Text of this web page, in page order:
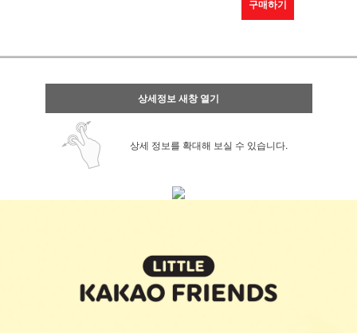
구매하기
상세정보 새창 열기
상세 정보를 확대해 보실 수 있습니다.